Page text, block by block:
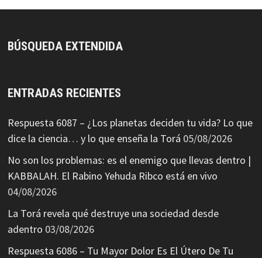
BÚSQUEDA EXTENDIDA
ENTRADAS RECIENTES
Respuesta 6087 – ¿Los planetas deciden tu vida? Lo que
dice la ciencia… y lo que enseña la Torá 05/08/2026
No son los problemas: es el enemigo que llevas dentro |
KABBALAH. El Rabino Yehuda Ribco está en vivo
04/08/2026
La Torá revela qué destruye una sociedad desde
adentro 03/08/2026
Respuesta 6086 – Tu Mayor Dolor Es El Útero De Tu